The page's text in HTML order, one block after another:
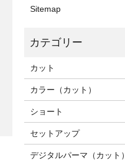
Sitemap
カット
カラー（カット）
ショート
セットアップ
デジタルパーマ（カット）